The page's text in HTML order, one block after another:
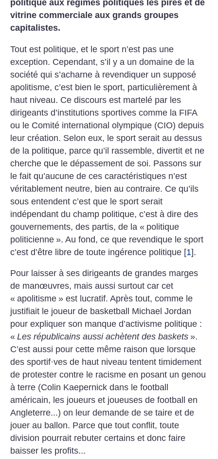
politique aux régimes politiques les pires et de
vitrine commerciale aux grands groupes
capitalistes.
Tout est politique, et le sport n’est pas une
exception. Cependant, s’il y a un domaine de la
société qui s’acharne à revendiquer un supposé
apolitisme, c’est bien le sport, particulièrement à
haut niveau. Ce discours est martelé par les
dirigeants d’institutions sportives comme la FIFA
ou le Comité international olympique (CIO) depuis
leur création. Selon eux, le sport serait au dessus
de la politique, parce qu’il rassemble, divertit et ne
cherche que le dépassement de soi. Passons sur
le fait qu’aucune de ces caractéristiques n’est
véritablement neutre, bien au contraire. Ce qu’ils
sous entendent c’est que le sport serait
indépendant du champ politique, c’est à dire des
gouvernements, des partis, de la « politique
politicienne ». Au fond, ce que revendique le sport
c’est ­d’être libre de toute ingérence politique [1].
Pour laisser à ses dirigeants de grandes marges
de manœuvres, mais aussi surtout car cet
« apolitisme » est lucratif. Après tout, comme le
justifiait le joueur de basketball Michael Jordan
pour expliquer son manque d’activisme politique :
« Les républicains aussi achètent des baskets ».
C’est aussi pour cette même raison que lorsque
des sportif·ves de haut niveau tentent timidement
de protester contre le racisme en posant un genou
à terre (Colin Kaepernick dans le football
américain, les joueurs et joueuses de football en
Angleterre...) on leur demande de se taire et de
jouer au ballon. Parce que tout conflit, toute
division pourrait rebuter certains et donc faire
baisser les ­profits...